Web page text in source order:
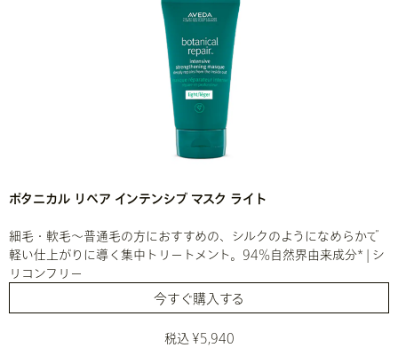
ボタニカル リペア インテンシブ マスク ライト
細毛・軟毛～普通毛の方におすすめの、シルクのようになめらかで
軽い仕上がりに導く集中トリートメント。94%自然界由来成分* | シ
リコンフリー
今すぐ購入する
税込 ¥5,940